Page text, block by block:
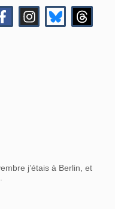
j’étais à Berlin, et